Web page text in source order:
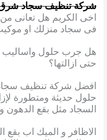
شركة تنظيف سجاد شرق
اخى الكريم هل تعانى من
فى سجاد منزلك او
هل جرب حلول واساليب
حتى ازالتها؟
افضل شركة تنظيف
حلول حديثة ومتطورة
السجاد مثل بقع الدهون
الاظافر و الميك اب بقع